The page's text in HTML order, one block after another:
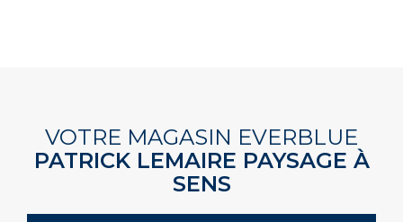
VOTRE MAGASIN EVERBLUE
PATRICK LEMAIRE PAYSAGE À
SENS